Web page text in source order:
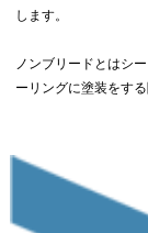
します。
ノンブリードとはシ
ーリングに塗装をす